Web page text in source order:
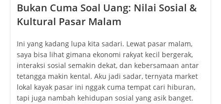
Bukan Cuma Soal Uang: Nilai Sosial &
Kultural Pasar Malam
Ini yang kadang lupa kita sadari. Lewat pasar malam,
saya bisa lihat gimana ekonomi rakyat kecil bergerak,
interaksi sosial semakin dekat, dan kebersamaan antar
tetangga makin kental. Aku jadi sadar, ternyata market
lokal kayak pasar ini nggak cuma tempat cari hiburan,
tapi juga nambah kehidupan sosial yang asik banget.